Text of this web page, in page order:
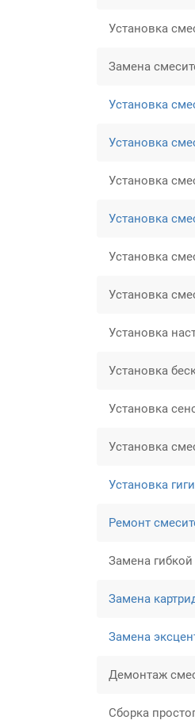
Установка
Замена
Установка
Установка
Установка
Установка
Установка
Установка
Установка
Установка
Установка
Установка
Установка
Ремонт
Замена
Замена
Замена
Демонтаж
Сборка